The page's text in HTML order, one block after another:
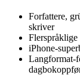
Forfattere,
skriver
Flerspråklige
iPhone-
Langformat-